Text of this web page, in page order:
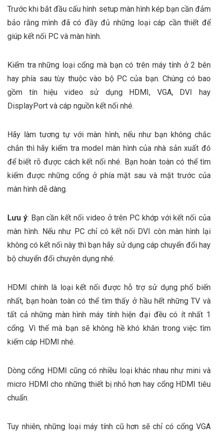
Trước khi bắt đầu cấu hình setup màn hình kép bạn cần đảm
bảo rằng mình đã có đầy đủ những loại cáp cần thiết để
giúp kết nối PC và màn hình.
Kiểm tra những loại cổng mà bạn có trên máy tính ở 2 bên
hay phía sau tùy thuộc vào bộ PC của bạn. Chúng có bao
gồm tín hiệu video sử dụng HDMI, VGA, DVI hay
DisplayPort và cáp nguồn kết nối nhé.
Hãy làm tương tự với màn hình, nếu như bạn không chắc
chắn thì hãy kiểm tra model màn hình của nhà sản xuất đó
để biết rõ được cách kết nối nhé. Bạn hoàn toàn có thể tìm
kiếm được những cổng ở phía mặt sau và mặt trước của
màn hình dễ dàng.
Lưu ý: Bạn cần kết nối video ở trên PC khớp với kết nối của
màn hình. Nếu như PC chỉ có kết nối DVI còn màn hình lại
không có kết nối này thì bạn hãy sử dụng cáp chuyển đổi hay
bộ chuyển đổi chuyên dụng nhé.
HDMI chính là loại kết nối được hỗ trợ sử dụng phổ biến
nhất, bạn hoàn toàn có thể tìm thấy ở hầu hết những TV và
tất cả những màn hình máy tính hiện đại đều có ít nhất 1
cổng. Vì thế mà bạn sẽ không hề khó khăn trong việc tìm
kiếm cáp HDMI nhé.
Dòng cổng HDMI cũng có nhiều loại khác nhau như mini và
micro HDMI cho những thiết bị nhỏ hơn hay cổng HDMI tiêu
chuẩn.
Tuy nhiên, những loại máy tính cũ hơn sẽ chỉ có cổng VGA